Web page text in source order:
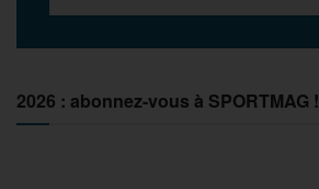
2026 : abonnez-vous à SPORTMAG !